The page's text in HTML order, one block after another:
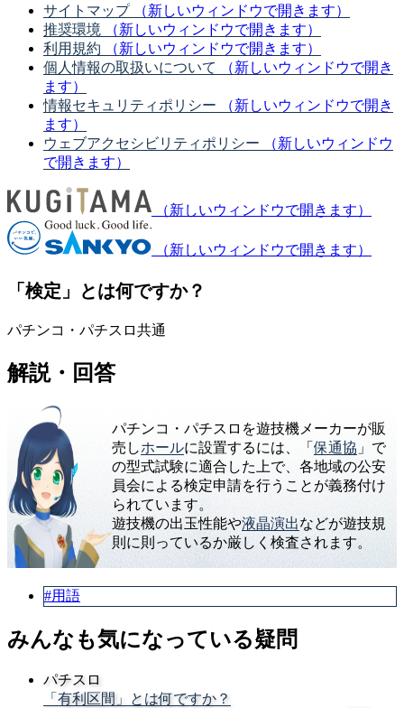
サイトマップ
（新しいウィンドウで開きます）
推奨環境
（新しいウィンドウで開きます）
利用規約
（新しいウィンドウで開きます）
個人情報の取扱いについて
（新しいウィンドウで開き
ます）
情報セキュリティポリシー
（新しいウィンドウで開き
ます）
ウェブアクセシビリティポリシー
（新しいウィンドウ
で開きます）
（新しいウィンドウで開きます）
（新しいウィンドウで開きます）
「検定」とは何ですか？
パチンコ・パチスロ共通
解説・回答
パチンコ・パチスロを遊技機メーカーが販
売しホールに設置するには、「 保通協 」で
の型式試験に適合した上で、各地域の公安
員会による検定申請を行うことが義務付け
られています。
遊技機の出玉性能や液晶演出などが遊技規
則に則っているか厳しく検査されます。
#用語
みんなも気になっている疑問
パチスロ
「有利区間」とは何ですか？